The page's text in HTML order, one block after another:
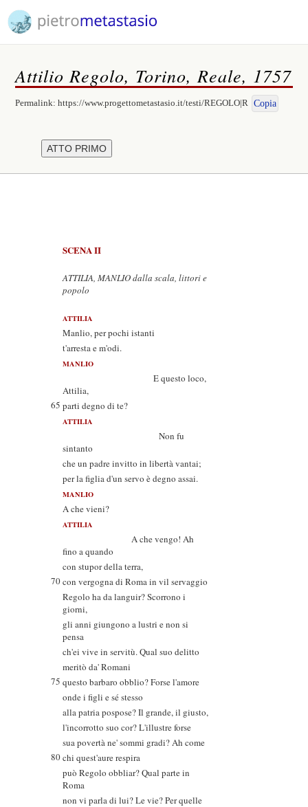
Attilio Regolo, Torino, Reale, 1757
Permalink:https://www.progettometastasio.it/testi/REGOLO|R Copia
SCENA II
ATTILIA, MANLIO dalla scala, littori e
popolo
ATTILIA
Manlio, per pochi istanti
t'arresta e m'odi.
MANLIO
E questo loco,
Attilia,
65 parti degno di te?
ATTILIA
Non fu
sintanto
che un padre invitto in libertà vantai;
per la figlia d'un servo è degno assai.
MANLIO
A che vieni?
ATTILIA
A che vengo! Ah
fino a quando
con stupor della terra,
70con vergogna di Roma in vil servaggio
Regolo ha da languir? Scorrono i
giorni,
gli anni giungono a lustri e non si
pensa
ch'ei vive in servitù. Qual suo delitto
meritò da' Romani
75 questo barbaro obblio? Forse l'amore
onde i figli e sé stesso
alla patria pospose? Il grande, il giusto,
l'incorrotto suo cor? L'illustre forse
sua povertà ne' sommi gradi? Ah come
80chi quest'aure respira
può Regolo obbliar? Qual parte in
Roma
non vi parla di lui? Le vie? Per quelle